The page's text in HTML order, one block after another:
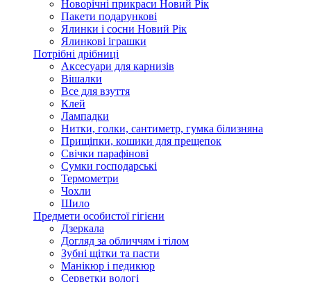
Новорічні прикраси Новий Рік
Пакети подарункові
Ялинки і сосни Новий Рік
Ялинкові іграшки
Потрібні дрібниці
Аксесуари для карнизів
Вішалки
Все для взуття
Клей
Лампадки
Нитки, голки, сантиметр, гумка білизняна
Прищіпки, кошики для прещепок
Свічки парафінові
Сумки господарські
Термометри
Чохли
Шило
Предмети особистої гігієни
Дзеркала
Догляд за обличчям і тілом
Зубні щітки та пасти
Манікюр і педикюр
Серветки вологі